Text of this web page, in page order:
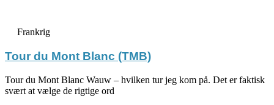
Frankrig
Tour du Mont Blanc (TMB)
Tour du Mont Blanc Wauw – hvilken tur jeg kom på. Det er faktisk
svært at vælge de rigtige ord